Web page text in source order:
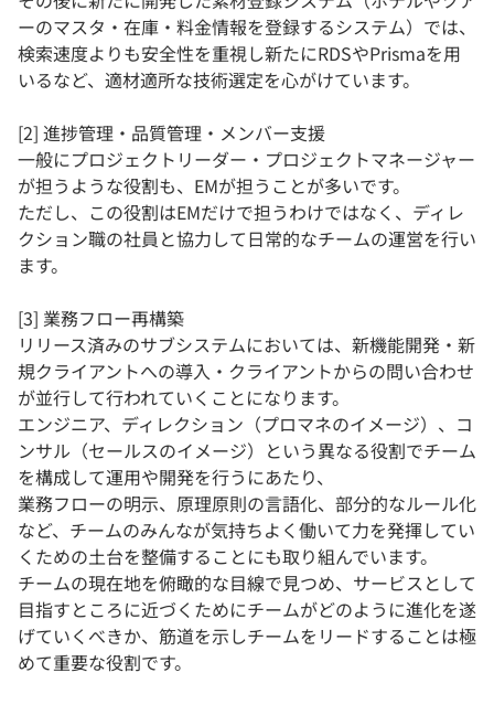
ーのマスタ・在庫・料金情報を登録するシステム）では、
検索速度よりも安全性を重視し新たにRDSやPrismaを用
いるなど、適材適所な技術選定を心がけています。
[2] 進捗管理・品質管理・メンバー支援
一般にプロジェクトリーダー・プロジェクトマネージャー
が担うような役割も、EMが担うことが多いです。
ただし、この役割はEMだけで担うわけではなく、ディレ
クション職の社員と協力して日常的なチームの運営を行い
ます。
[3] 業務フロー再構築
リリース済みのサブシステムにおいては、新機能開発・新
規クライアントへの導入・クライアントからの問い合わせ
が並行して行われていくことになります。
エンジニア、ディレクション（プロマネのイメージ）、コ
ンサル（セールスのイメージ）という異なる役割でチーム
を構成して運用や開発を行うにあたり、
業務フローの明示、原理原則の言語化、部分的なルール化
など、チームのみんなが気持ちよく働いて力を発揮してい
くための土台を整備することにも取り組んでいます。
チームの現在地を俯瞰的な目線で見つめ、サービスとして
目指すところに近づくためにチームがどのように進化を遂
げていくべきか、筋道を示しチームをリードすることは極
めて重要な役割です。